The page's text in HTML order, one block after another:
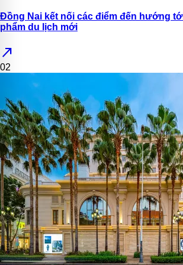
Đồng Nai kết nối các điểm đến hướng
phẩm du lịch mới
north_east
02